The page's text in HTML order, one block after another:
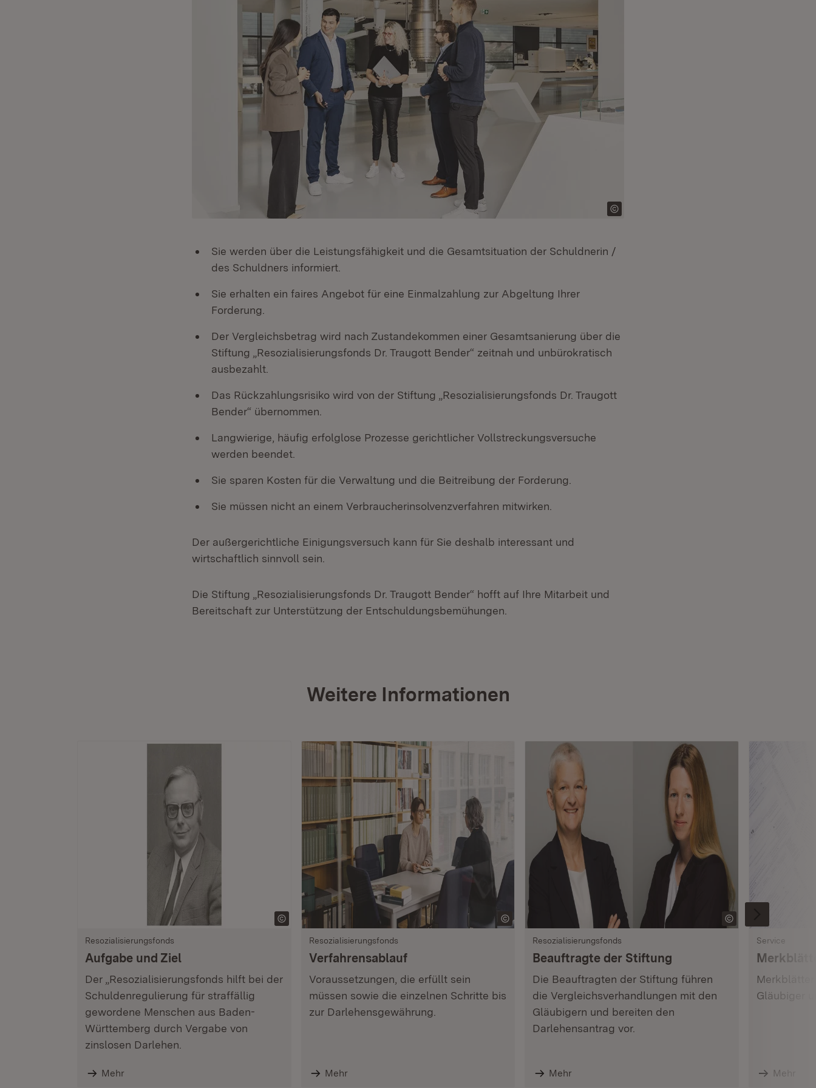
Sie werden über die Leistungsfähigkeit und die Gesamtsituation der Schuldnerin /
des Schuldners informiert.
Sie erhalten ein faires Angebot für eine Einmalzahlung zur Abgeltung Ihrer
Forderung.
Der Vergleichsbetrag wird nach Zustandekommen einer Gesamtsanierung über die
Stiftung „Resozialisierungsfonds Dr. Traugott Bender“ zeitnah und unbürokratisch
ausbezahlt.
Das Rückzahlungsrisiko wird von der Stiftung „Resozialisierungsfonds Dr. Traugott
Bender“ übernommen.
Langwierige, häufig erfolglose Prozesse gerichtlicher Vollstreckungsversuche
werden beendet.
Sie sparen Kosten für die Verwaltung und die Beitreibung der Forderung.
Sie müssen nicht an einem Verbraucherinsolvenzverfahren mitwirken.
Der außergerichtliche Einigungsversuch kann für Sie deshalb interessant und
wirtschaftlich sinnvoll sein.
Die Stiftung „Resozialisierungsfonds Dr. Traugott Bender“ hofft auf Ihre Mitarbeit und
Bereitschaft zur Unterstützung der Entschuldungsbemühungen.
Weitere Informationen
Resozialisierungsfonds
Aufgabe und Ziel
Der „Resozialisierungsfonds hilft bei der
Schuldenregulierung für straffällig
gewordene Menschen aus Baden-
Württemberg durch Vergabe von
zinslosen Darlehen.
Mehr
Resozialisierungsfonds
Verfahrensablauf
Voraussetzungen, die erfüllt sein
müssen sowie die einzelnen Schritte bis
zur Darlehensgewährung.
Mehr
Resozialisierungsfonds
Beauftragte der Stiftung
Die Beauftragten der Stiftung führen
die Vergleichsverhandlungen mit den
Gläubigern und bereiten den
Darlehensantrag vor.
Mehr
Service
Gläubiger
Mehr